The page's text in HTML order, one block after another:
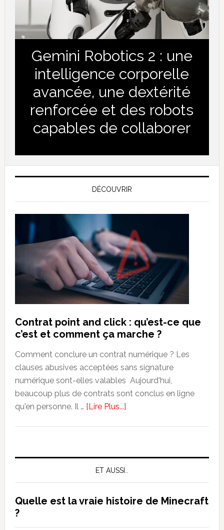
Gemini Robotics 2 : une
intelligence corporelle
avancée, une dextérité
renforcée et des robots
capables de collaborer
DÉCOUVRIR
Contrat point and click : qu’est-ce que
c’est et comment ça marche ?
Comment conclure un contrat numérique ? Les
clauses abusives acceptées sans signature
numérique sont-elles valables Aujourd'hui,
beaucoup plus de contrats sont conclus en ligne
qu'en personne. Il … [Lire Plus...]about
click
:
qu’est-
ce
ET AUSSI..
Quelle est la vraie histoire de Minecraft
?